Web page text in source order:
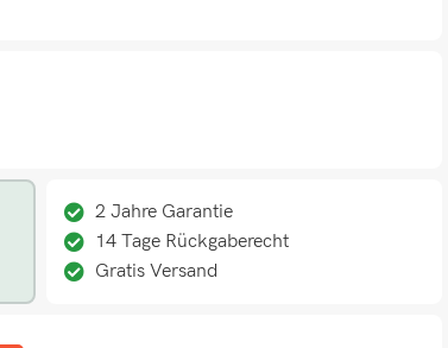
2 Jahre Garantie
14 Tage Rückgaberecht
Gratis Versand